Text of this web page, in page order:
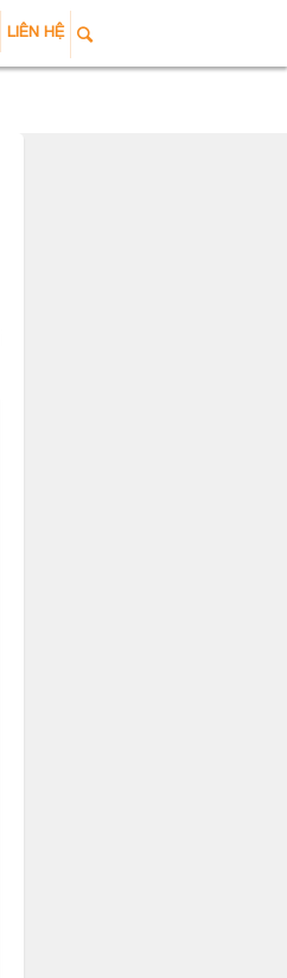
LIÊN HỆ